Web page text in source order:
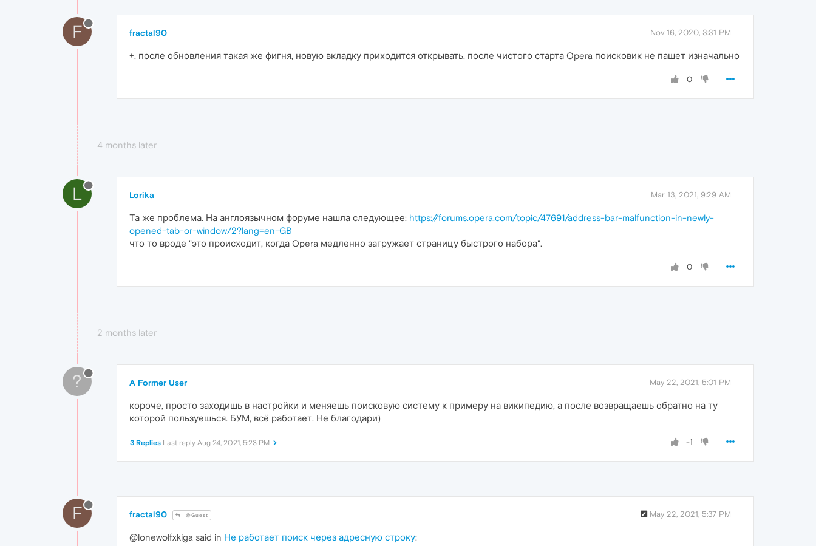
F fractal90 Nov 16, 2020, 3:31 PM
+, после обновления такая же фигня, новую вкладку приходится открывать, после чистого старта Opera поисковик не пашет изначально
0
4 months later
L Lorika Mar 13, 2021, 9:29 AM
Та же проблема. На англоязычном форуме нашла следующее: https://forums.opera.com/topic/47691/address-bar-malfunction-in-newly-
opened-tab-or-window/2?lang=en-GB
что то вроде "это происходит, когда Opera медленно загружает страницу быстрого набора".
0
2 months later
? A Former User May 22, 2021, 5:01 PM
короче, просто заходишь в настройки и меняешь поисковую систему к примеру на википедию, а после возвращаешь обратно на ту
которой пользуешься. БУМ, всё работает. Не благодари)
-1
3 Replies Last reply Aug 24, 2021, 5:23 PM
F fractal90 @Guest May 22, 2021, 5:37 PM
@lonewolfxkiga said in Не работает поиск через адресную строку: